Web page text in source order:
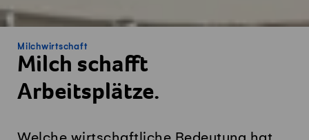
Milchwirtschaft
Milch schafft
Arbeitsplätze.